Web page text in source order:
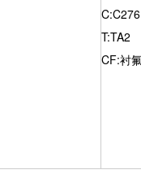
C:C276
T:TA2
CF:衬